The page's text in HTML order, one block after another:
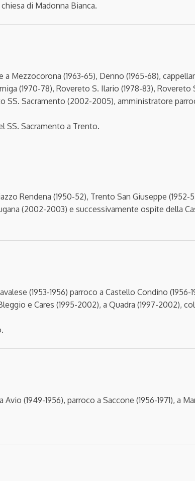
di Madonna Bianca.
Mezzocorona (1963-65), Denno (1965-68),
(1970-78), Rovereto S. Ilario (1978-83),
SS. Sacramento (2002-2005), amministratore
SS. Sacramento a Trento.
Rendena (1950-52), Trento San Giuseppe (1952-
(2002-2003) e successivamente ospite della
(1953-1956) parroco a Castello Condino (1956-
e Cares (1995-2002), a Quadra (1997-2002),
(1949-1956), parroco a Saccone (1956-1971), a